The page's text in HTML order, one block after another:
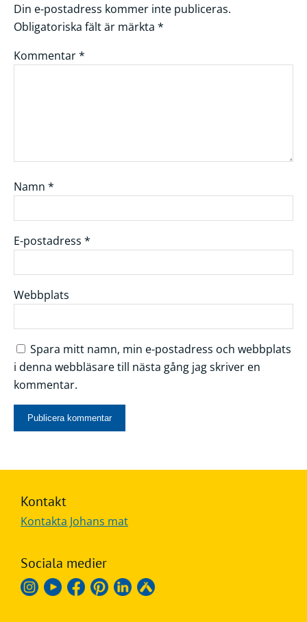
Din e-postadress kommer inte publiceras.
Obligatoriska fält är märkta *
Kommentar*
Namn *
E-postadress *
Webbplats
Spara mitt namn, min e-postadress och webbplats
i denna webbläsare till nästa gång jag skriver en
kommentar.
Kontakt
Kontakta Johans mat
Sociala medier